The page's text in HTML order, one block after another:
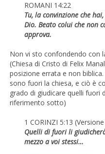
ROMANI 14:22
Tu, la convinzione che
Dio. Beato colui che non
approva.
Non vi sto confondendo con
(Chiesa di Cristo di Felix
posizione errata e non
sono fuori la chiesa, e ciò è
grado di giudicare quelli fuori
riferimento sotto)
1 CORINZI 5:13
Quelli di fuori li
mezzo a voi stessi…